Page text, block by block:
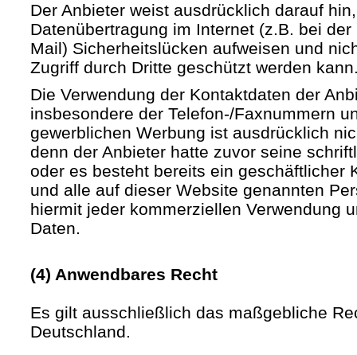
Der Anbieter weist ausdrücklich darauf
Datenübertragung im Internet (z.B. bei
Mail) Sicherheitslücken aufweisen und
Zugriff durch Dritte geschützt werden
Die Verwendung der Kontaktdaten der
insbesondere der Telefon-/Faxnummern
gewerblichen Werbung ist ausdrücklich
denn der Anbieter hatte zuvor seine
oder es besteht bereits ein geschäftlicher
und alle auf dieser Website genannten
hiermit jeder kommerziellen Verwendung
Daten.
(4) Anwendbares Recht
Es gilt ausschließlich das maßgebliche
Deutschland.